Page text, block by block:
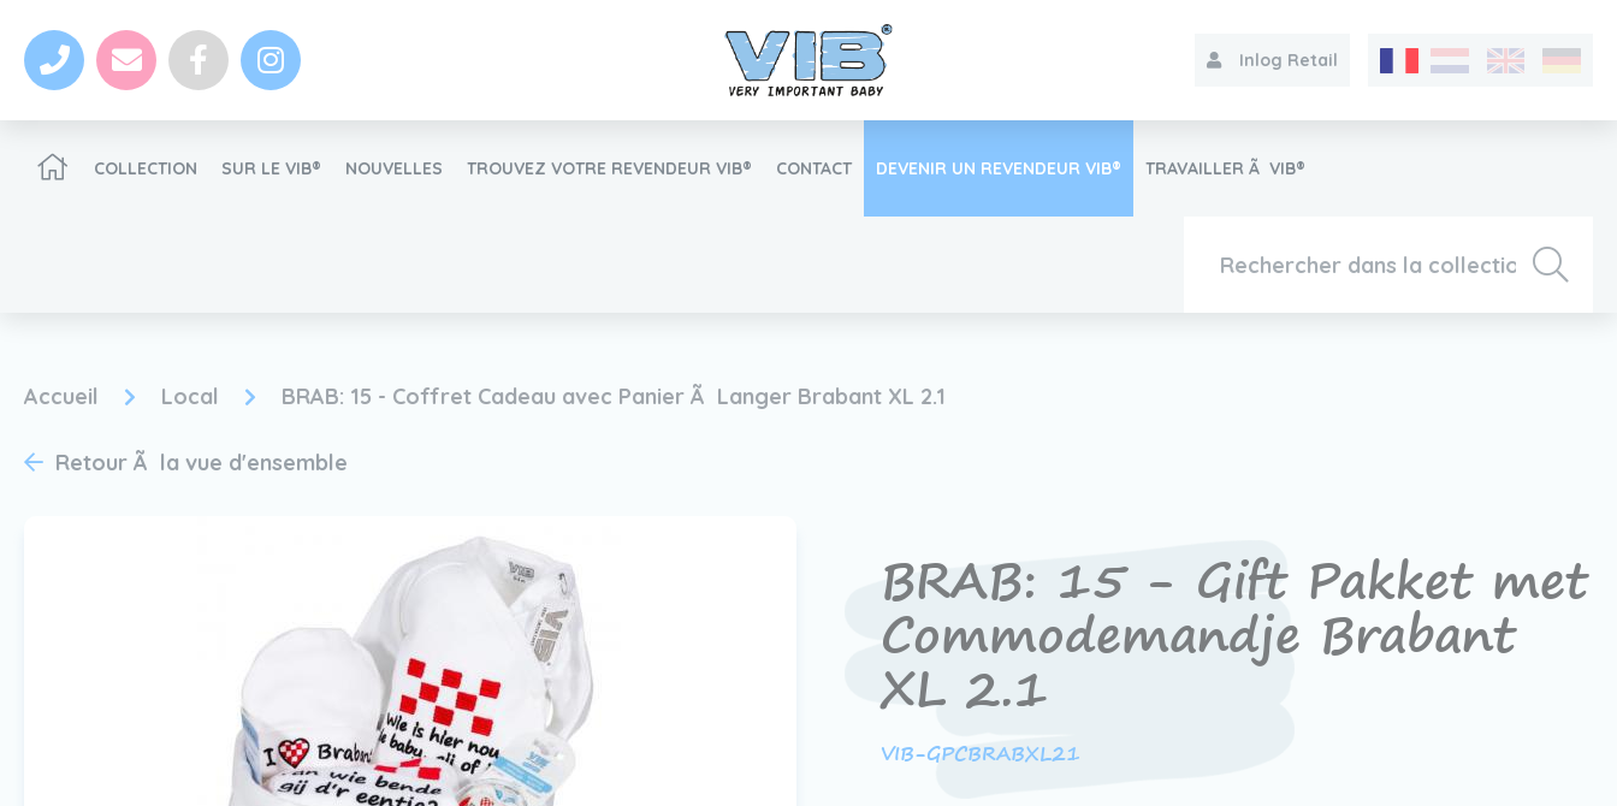
Inlog Retail
COLLECTION SUR LE VIB® NOUVELLES TROUVEZ VOTRE REVENDEUR VIB® CONTACT DEVENIR UN REVENDEUR VIB® TRAVAILLER Ã VIB®
Accueil Local BRAB: 15 - Coffret Cadeau avec Panier Ã Langer Brabant XL 2.1
Retour Ã la vue d'ensemble
BRAB: 15 - Gift Pakket met
Commodemandje Brabant
XL 2.1
VIB-GPCBRABXL21